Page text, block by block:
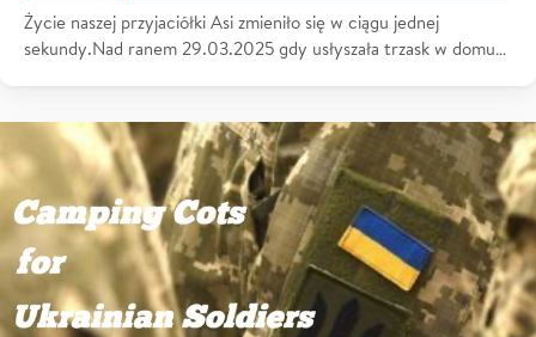
Życie naszej przyjaciółki Asi zmieniło się w ciągu jednej
sekundy.Nad ranem 29.03.2025 gdy usłyszała trzask w domu…